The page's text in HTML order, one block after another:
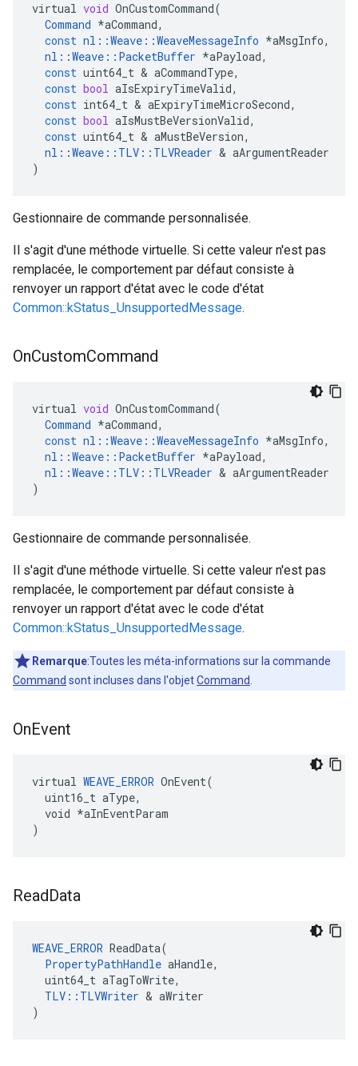
virtual void OnCustomCommand(
Command *aCommand,
const nl ::Weave ::WeaveMessageInfo *aMsgInfo,
nl ::Weave :: PacketBuffer *aPayload,
const uint64_t & aCommandType,
const bool aIsExpiryTimeValid,
const int64_t & aExpiryTimeMicroSecond,
const bool aIsMustBeVersionValid,
const uint64_t & aMustBeVersion,
nl ::Weave :: TLV :: TLVReader & aArgumentReader
)
Gestionnaire de commande personnalisée.
Il s'agit d'une méthode virtuelle. Si cette valeur n'est pas
remplacée, le comportement par défaut consiste à
renvoyer un rapport d'état avec le code d'état
Common::kStatus_UnsupportedMessage.
OnCustomCommand
virtual void OnCustomCommand(
Command *aCommand,
const nl ::Weave ::WeaveMessageInfo *aMsgInfo,
nl ::Weave :: PacketBuffer *aPayload,
nl ::Weave :: TLV :: TLVReader & aArgumentReader
)
Gestionnaire de commande personnalisée.
Il s'agit d'une méthode virtuelle. Si cette valeur n'est pas
remplacée, le comportement par défaut consiste à
renvoyer un rapport d'état avec le code d'état
Common::kStatus_UnsupportedMessage.
Remarque:Toutes les méta-informations sur la commande
Command sont incluses dans l'objetCommand
OnEvent
virtual WEAVE_ERROR OnEvent(
  uint16_t aType,
  void *aInEventParam
)
ReadData
WEAVE_ERROR ReadData(
PropertyPathHandle aHandle,
  uint64_t aTagToWrite,
TLV::TLVWriter & aWriter
)